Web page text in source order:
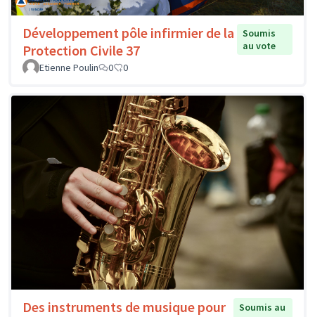
Développement pôle infirmier de la
Protection Civile 37
Soumis
au vote
Etienne Poulin
0 0
Des instruments de musique pour
Soumis au